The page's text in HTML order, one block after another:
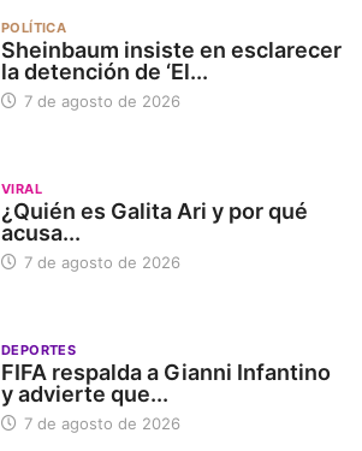
POLÍTICA
Sheinbaum insiste en esclarecer
la detención de ‘El...
7 de agosto de 2026
VIRAL
¿Quién es Galita Ari y por qué
acusa...
7 de agosto de 2026
DEPORTES
FIFA respalda a Gianni Infantino
y advierte que...
7 de agosto de 2026